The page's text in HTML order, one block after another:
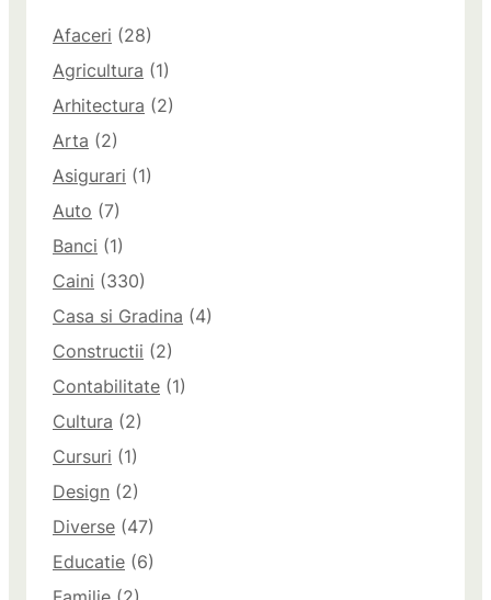
Afaceri (28)
Agricultura (1)
Arhitectura (2)
Arta (2)
Asigurari (1)
Auto (7)
Banci (1)
Caini (330)
Casa si Gradina (4)
Constructii (2)
Contabilitate (1)
Cultura (2)
Cursuri (1)
Design (2)
Diverse (47)
Educatie (6)